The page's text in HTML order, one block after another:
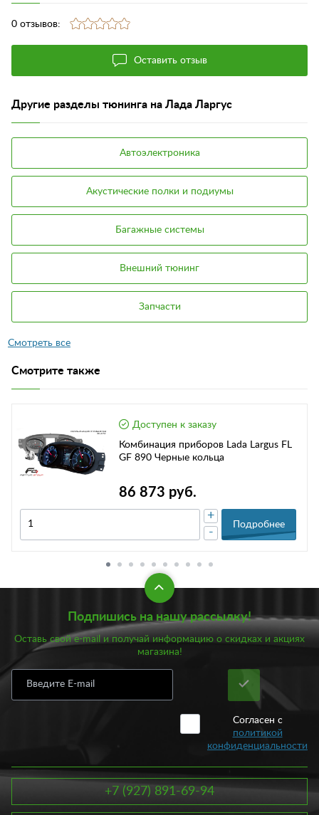
0 отзывов:
Оставить отзыв
Другие разделы тюнинга на Лада Ларгус
Автоэлектроника
Акустические полки и подиумы
Багажные системы
Внешний тюнинг
Запчасти
Смотрите также
Доступен к заказу
Комбинация приборов Lada Largus FL
GF 890 Черные кольца
86 873 руб.
-
+
Подробнее
Подпишись на нашу рассылку!
Оставь свой e-mail и получай информацию о скидках и акциях
магазина!
Согласен с
политикой
конфиденциальности
+7 (927) 891-69-94